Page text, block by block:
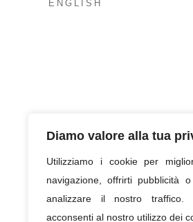
Diamo valore alla tua
Utilizziamo i cookie per
navigazione, offrirti pubblicità
analizzare il nostro traffico.
acconsenti al nostro utilizzo dei
ENGLISH